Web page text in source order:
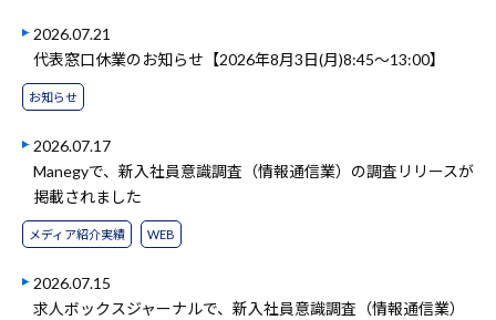
2026.07.21
代表窓口休業のお知らせ【2026年8月3日(月)8:45～13:00】
お知らせ
2026.07.17
Manegyで、新入社員意識調査（情報通信業）の調査リリースが
掲載されました
メディア紹介実績 WEB
2026.07.15
求人ボックスジャーナルで、新入社員意識調査（情報通信業）